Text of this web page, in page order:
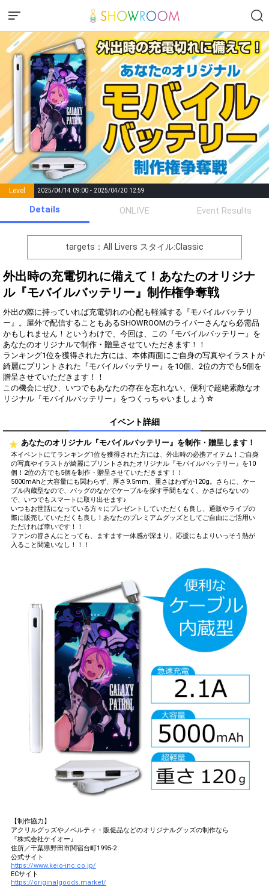
Level 2025/04/14 09:00 - 2025/04/20 12:59
Points List of Goal
number of
positions
Rema
0 Event Begins!
オリジナルアバター制作権獲
得！
Gifting
Throw gifts to the stage and join
the live performance.
First, try throwing free Stars
(once a day)! You can also charge
Show Gold to purchase gifts
(available from 1 JPY)! When you
continue to send gifts to the
performer(s), the performer's
popularity ranking and your
To cheer on performers, you can
To send performers paid items,
you must use Show Gold.
Comments
You can post comments. Please
refrain from posting comments
that may offend performers or
other users.
Close
Details ONLIVE Event Results
targets：All Livers スタイル:Classic
外出時の充電切れに備えて！あなたのオリジナ
ル『モバイルバッテリー』制作権争奪戦
外出の際に持っていれば充電切れの心配も軽減する『モバイルバッテリ
ー』。屋外で配信することもあるSHOWROOMのライバーさんなら必需品
かもしれません！というわけで、今回は、この『モバイルバッテリー』を
あなたのオリジナルで制作・贈呈させていただきます！！
ランキング1位を獲得された方には、本体両面にご自身の写真やイラストが
綺麗にプリントされた『モバイルバッテリー』を10個、2位の方でも5個を
贈呈させていただきます！！
この機会にぜひ、いつでもあなたの存在を忘れない、便利で超絶素敵なオ
リジナル『モバイルバッテリー』をつくっちゃいましょう☆
イベント詳細
あなたのオリジナル『モバイルバッテリー』を制作・贈呈します！
本イベントにてランキング1位を獲得された方には、外出時の必携アイテム！ご自身
の写真やイラストが綺麗にプリントされたオリジナル『モバイルバッテリー』を10
個！2位の方でも5個を制作・贈呈させていただきます！！
5000mAhと大容量にも関わらず、厚さ9.5mm、重さはわずか120g。さらに、ケー
ブル内蔵型なので、バッグのなかでケーブルを探す手間もなく、かさばらないの
で、いつでもスマートに取り出せます♪
いつもお世話になっている方々にプレゼントしていただくも良し、通販やライブの
際に販売していただくも良し！あなたのプレミアムグッズとしてご自由にご活用い
ただければ幸いです！！
ファンの皆さんにとっても、ますます一体感が深まり、応援にもよりいっそう熱が
入ること間違いなし！！！
【制作協力】
アクリルグッズやノベルティ・販促品などのオリジナルグッズの制作なら
『株式会社ケイオー』
住所／千葉県野田市関宿台町1995-2
公式サイト
https://www.keio-inc.co.jp/
ECサイト
https://originalgoods.market/